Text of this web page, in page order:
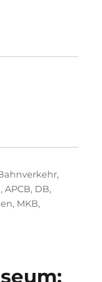
,
,APCB, DB,
, MKB,